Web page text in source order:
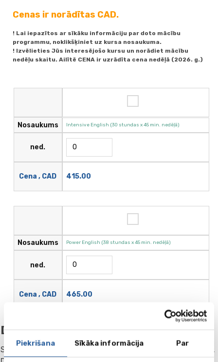
Piekrišana Sīkāka informācija Par
Cenas ir norādītas CAD.
! Lai iepazītos ar sīkāku informāciju par doto mācību
programmu, noklikšķiniet uz kursa nosaukuma.
! Izvēlieties Jūs interesējošo kursu un norādiet mācību
nedēļu skaitu. Ailītē CENA ir uzrādīta cena nedēļā (2026. g.)
Nosaukums
ned.
Cena , CAD
Intensive English (30 stundas x 45 min. nedēļā)
415.00
Nosaukums
ned.
Cena , CAD
Power English (38 stundas x 45 min. nedēļā)
465.00
Dzīvošana
Studenti tiek izmitināti kanādiešu ģimenēs vai rezidencēs.